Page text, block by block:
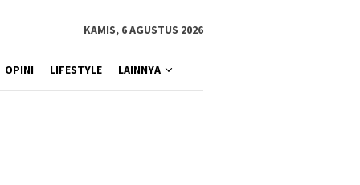
KAMIS, 6 AGUSTUS 2026
OPINI LIFESTYLE LAINNYA